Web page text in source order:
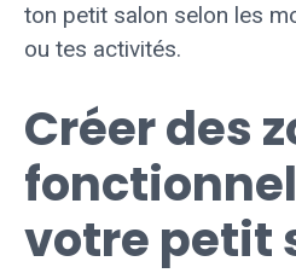
ton petit salon selon les
ou tes activités.
Créer des
votre petit